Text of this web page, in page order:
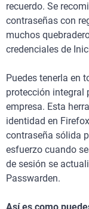
recuerdo. Se
contraseñas con
muchos
credenciales de
Puedes tenerla en
protección integral
empresa. Esta
identidad en
contraseña sólida
esfuerzo cuando
de sesión se
Passwarden.